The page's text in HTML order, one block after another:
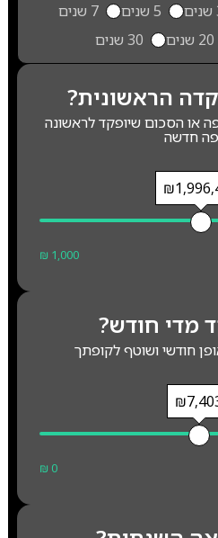
5 שנים
7 שנים
20 שנים 30 שנים
הראשונית?
או הסכום שיופקד לראשונה
חדשה
₪ 1,000
מדי חודש?
חודשי ושוטף לקופתך
₪ 0